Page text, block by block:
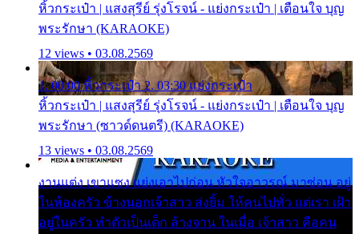
หิ้วกระเป๋า | แสงสุรีย์ รุ่งโรจน์ - แย่งกระเป๋า | เตือนใจ บุญ
พระรักษา (KARAOKE)
12 views • 03.08.2569
1. 00:00 หิ้วกระเป๋า 2. 03:30 แย่งกระเป๋า
หิ้วกระเป๋า | แสงสุรีย์ รุ่งโรจน์ - แย่งกระเป๋า | เตือนใจ บุญ
พระรักษา (ซาวด์ดนตรี) (KARAOKE)
13 views • 03.08.2569
งานแต่ง เขาแซง แย่งเอาไปก่อน หัวใจอาวรณ์ มาซ่อน อยู่
ในห้องครัว ข้างนอกเจ้าสาว ส่งยิ้ม ให้คนไปทั่ว แต่เรา เฝ้า
อยู่ในครัว ทำตัวเป็นเด็ก ล้างจาน ในเมื่อ เจ้าสาว คือคน